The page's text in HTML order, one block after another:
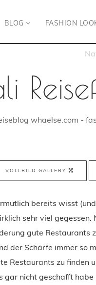
BLOG FASHION
whaelse.com -
VOLLBILD GALLERY
bereits wisst
sehr viel gegessen.
gute Restaurants
der Schärfe immer so
Restaurants zu finden
gar nicht geschafft